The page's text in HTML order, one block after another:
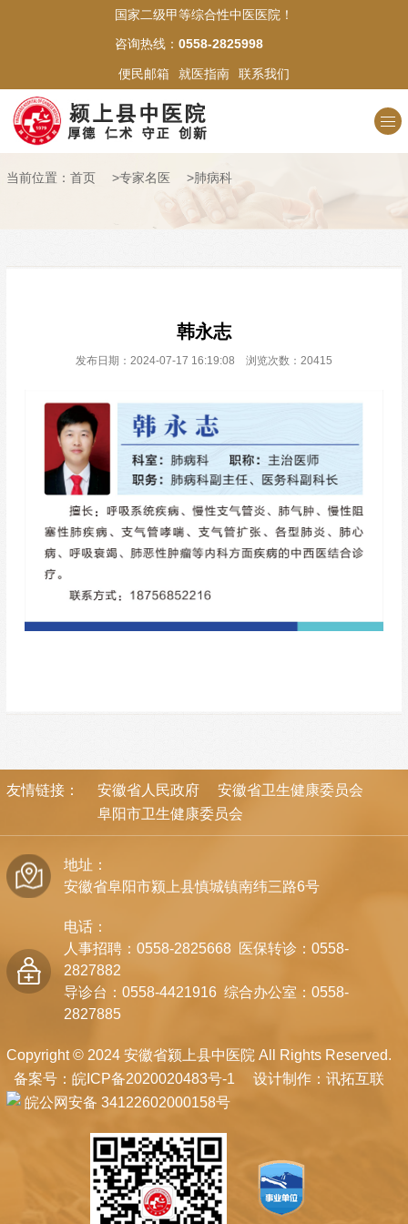
新闻中心
科室介绍
国家二级甲等综合性中医医院！
咨询热线： 0558-2825998
便民邮箱 就医指南 联系我们
当前位置： 首页 >专家名医 >肺病科
韩永志
发布日期：2024-07-17 16:19:08 浏览次数：20415
友情链接： 安徽省人民政府
安徽省卫生健康委员会
阜阳市卫生健康委员会
地址：
安徽省阜阳市颍上县慎城镇南纬三路6号
电话：
人事招聘：0558-2825668 医保转诊：0558-
2827882
导诊台：0558-4421916 综合办公室：0558-
2827885
Copyright © 2024 安徽省颍上县中医院 All Rights Reserved.
备案号： 皖ICP备2020020483号-1 设计制作： 讯拓互联
皖公网安备 34122602000158号